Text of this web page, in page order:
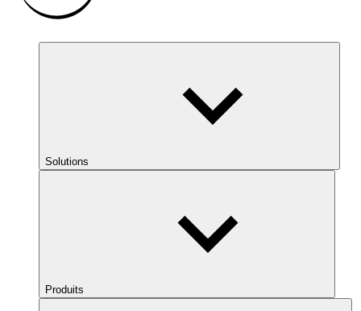
Solutions
Produits